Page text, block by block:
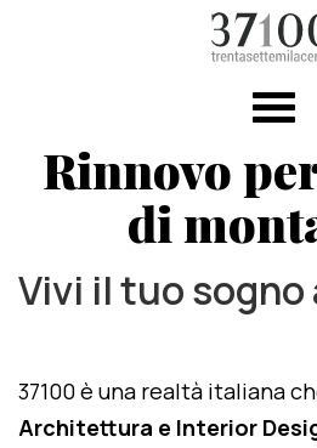
Rinnovo
di
Vivi il tuo sogno
37100 è una realtà italiana
Architettura e Interior